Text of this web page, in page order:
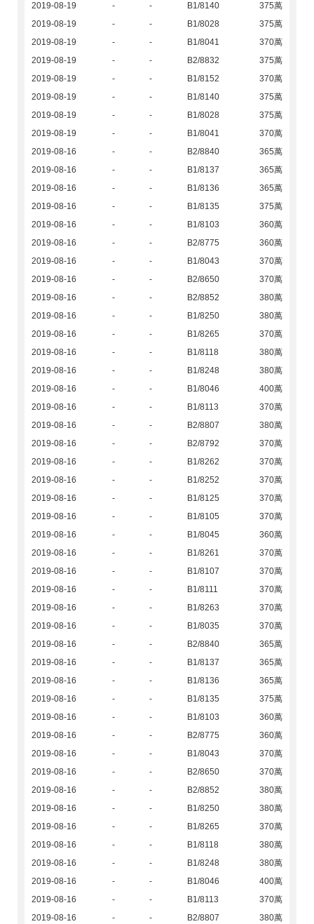
2019-08-19 - - B1/8140
375萬
2019-08-19
- - B1/8028
375萬
2019-08-19
- - B1/8041
370萬
2019-08-19
- - B2/8832
375萬
2019-08-19
- - B1/8152
370萬
2019-08-19
- - B1/8140
375萬
2019-08-19
- - B1/8028
375萬
2019-08-19
- - B1/8041
370萬
2019-08-16
- - B2/8840
365萬
2019-08-16
- - B1/8137
365萬
2019-08-16
- - B1/8136
365萬
2019-08-16
- - B1/8135
375萬
2019-08-16
- - B1/8103
360萬
2019-08-16
- - B2/8775
360萬
2019-08-16
- - B1/8043
370萬
2019-08-16
- - B2/8650
370萬
2019-08-16
- - B2/8852
380萬
2019-08-16
- - B1/8250
380萬
2019-08-16
- - B1/8265
370萬
2019-08-16
- - B1/8118
380萬
2019-08-16
- - B1/8248
380萬
2019-08-16
- - B1/8046
400萬
2019-08-16
- - B1/8113
370萬
2019-08-16
- - B2/8807
380萬
2019-08-16
- - B2/8792
370萬
2019-08-16
- - B1/8262
370萬
2019-08-16
- - B1/8252
370萬
2019-08-16
- - B1/8125
370萬
2019-08-16
- - B1/8105
370萬
2019-08-16
- - B1/8045
360萬
2019-08-16
- - B1/8261
370萬
2019-08-16
- - B1/8107
370萬
2019-08-16
- - B1/8111
370萬
2019-08-16
- - B1/8263
370萬
2019-08-16
- - B1/8035
370萬
2019-08-16
- - B2/8840
365萬
2019-08-16
- - B1/8137
365萬
2019-08-16
- - B1/8136
365萬
2019-08-16
- - B1/8135
375萬
2019-08-16
- - B1/8103
360萬
2019-08-16
- - B2/8775
360萬
2019-08-16
- - B1/8043
370萬
2019-08-16
- - B2/8650
370萬
2019-08-16
- - B2/8852
380萬
2019-08-16
- - B1/8250
380萬
2019-08-16
- - B1/8265
370萬
2019-08-16
- - B1/8118
380萬
2019-08-16
- - B1/8248
380萬
2019-08-16
- - B1/8046
400萬
2019-08-16
- - B1/8113
370萬
2019-08-16
- - B2/8807
380萬